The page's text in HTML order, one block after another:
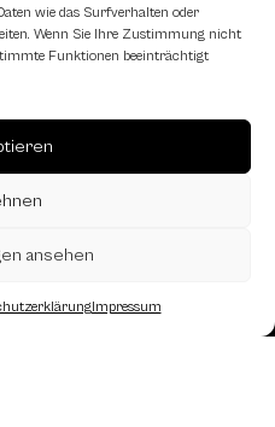
wie das Surfverhalten oder
Wenn Sie Ihre Zustimmung nicht
Funktionen beeinträchtigt
ansehen
Impressum